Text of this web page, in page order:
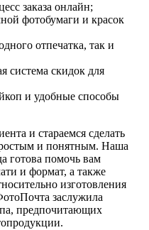
заказа онлайн;
фотобумаги и красок
отпечатка, так и
система скидок для
и удобные способы
и стараемся сделать
и понятным. Наша
готова помочь вам
и формат, а также
изготовления
заслужила
предпочитающих